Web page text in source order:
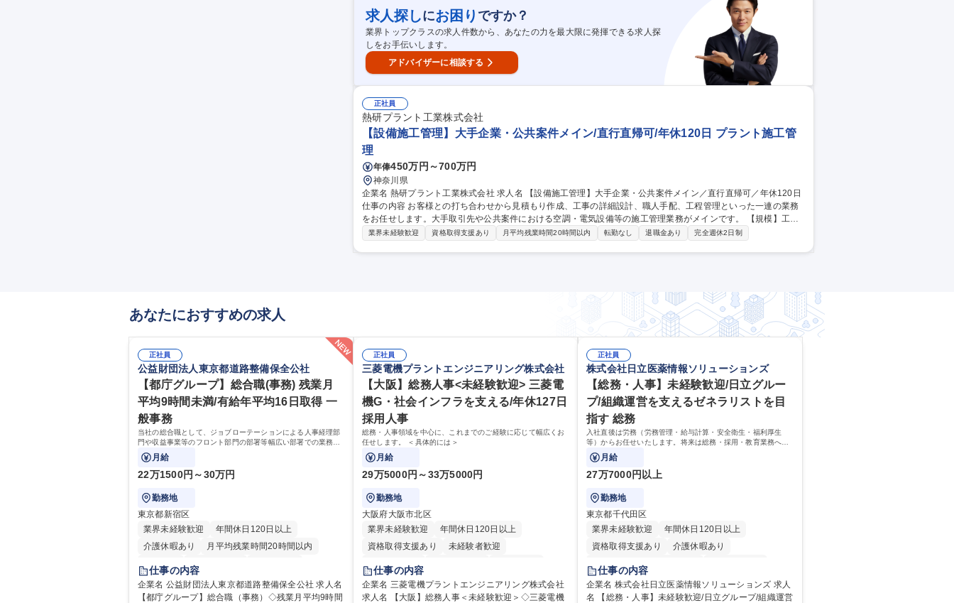
その高い技術力は公共案件や一般案件にも活かされてます。 募集職種 【設備施工管理】未経験歓迎◆大手企業・
公共案件メイン◆直行直帰可/年休120日
求人探しにお困り ですか？
業界トップクラスの求人件数から、あなたの力を最大限に発揮できる求人探
しをお手伝いします。
アドバイザーに相談する
正社員
熱研プラント工業株式会社
【設備施工管理】大手企業・公共案件メイン/直行直帰可/年休120日 プラント施工管
理
年俸450万円～700万円
神奈川県
企業名 熱研プラント工業株式会社 求人名 【設備施工管理】大手企業・公共案件メイン／直行直帰可／年休120日
仕事の内容 お客様との打ち合わせから見積もり作成、工事の詳細設計、職人手配、工程管理といった一連の業務
をお任せします。大手取引先や公共案件における空調・電気設備等の施工管理業務がメインです。 【規模】工事
案件：数日～3か月【出張】中部地方から北関東など 【過去のお取引先】『エバラ食品』『スバル』などの有名企
業界未経験歓迎 資格取得支援あり 月平均残業時間20時間以内 転勤なし 退職金あり 完全週休2日制
あなたにおすすめの求人
正社員
公益財団法人東京都道路整備保全公社
【都庁グループ】総合職(事務) 残業月
平均9時間未満/有給年平均16日取得 一
般事務
当社の総合職として、ジョブローテーションによる人事経理部
門や収益事業等のフロント部門の部署等幅広い部署での業務を
お任せいたします。研修制度やキャリア支援が充実しておりま
す！ ※下記業務詳細
月給
22万1500円～30万円
勤務地
東京都新宿区
業界未経験歓迎
年間休日120日以上
介護休暇あり
月平均残業時間20時間以内
転勤なし
住宅手当あり
研修あり
退職金あり
賞与あり
完全週休2日制
交通費支給
駅近5分以内
仕事の内容
企業名 公益財団法人東京都道路整備保全公社 求人名
【都庁グループ】総合職（事務）◇残業月平均9時間
正社員
三菱電機プラントエンジニアリング株式会社
【大阪】総務人事<未経験歓迎> 三菱電
機G・社会インフラを支える/年休127日
採用人事
総務・人事領域を中心に、これまでのご経験に応じて幅広くお
任せします。 ＜具体的には＞
月給
29万5000円～33万5000円
勤務地
大阪府大阪市北区
業界未経験歓迎
年間休日120日以上
資格取得支援あり
未経験者歓迎
住宅手当あり
退職金あり
在宅OK
賞与あり
完全週休2日制
交通費支給
駅近5分以内
仕事の内容
企業名 三菱電機プラントエンジニアリング株式会社
求人名 【大阪】総務人事＜未経験歓迎＞◇三菱電機
正社員
株式会社日立医薬情報ソリューションズ
【総務・人事】未経験歓迎/日立グルー
プ/組織運営を支えるゼネラリストを目
指す 総務
入社直後は労務（労務管理・給与計算・安全衛生・福利厚生
等）からお任せいたします。将来は総務・採用・教育業務へ守
備範囲を広げ、組織運営を支えるゼネラリストをめざせます。
月給
27万7000円以上
勤務地
東京都千代田区
業界未経験歓迎
年間休日120日以上
資格取得支援あり
介護休暇あり
月平均残業時間20時間以内
住宅手当あり
時短勤務あり
退職金あり
在宅OK
賞与あり 育休あり
完全週休2日制
仕事の内容
企業名 株式会社日立医薬情報ソリューションズ 求人
名 【総務・人事】未経験歓迎/日立グループ/組織運営